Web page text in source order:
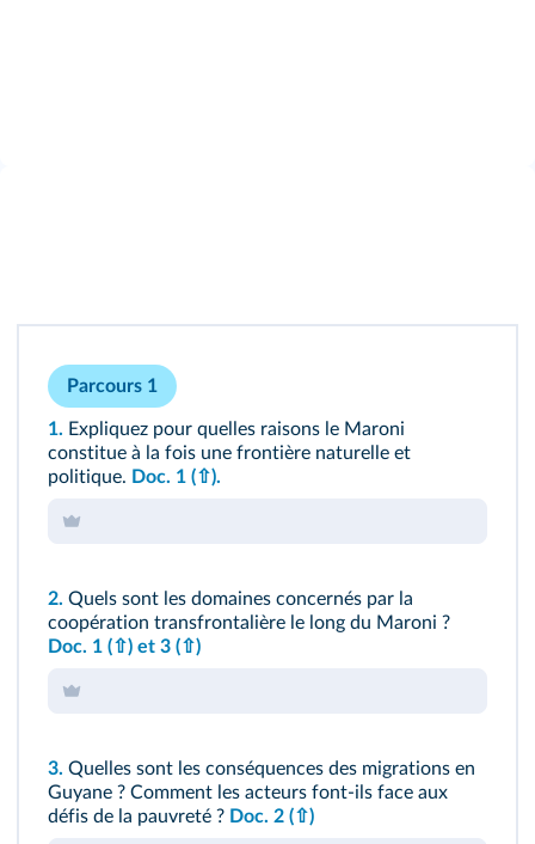
Parcours 1
1. Expliquez pour quelles raisons le Maroni
constitue à la fois une frontière naturelle et
politique. Doc. 1 (⇧).
2. Quels sont les domaines concernés par la
coopération transfrontalière le long du Maroni ?
Doc. 1 (⇧) et 3 (⇧)
3. Quelles sont les conséquences des migrations en
Guyane ? Comment les acteurs font-ils face aux
défis de la pauvreté ? Doc. 2 (⇧)